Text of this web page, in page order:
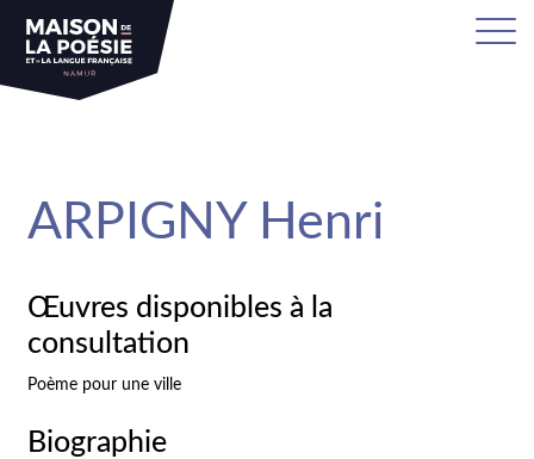
ARPIGNY Henri
Œuvres disponibles à la
consultation
Poème pour une ville
Biographie